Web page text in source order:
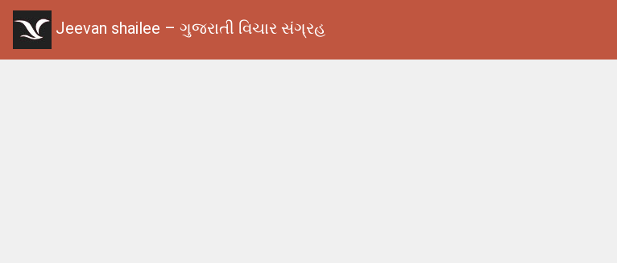
Jeevan shailee – ગુજરાતી વિચાર સંગ્રહ